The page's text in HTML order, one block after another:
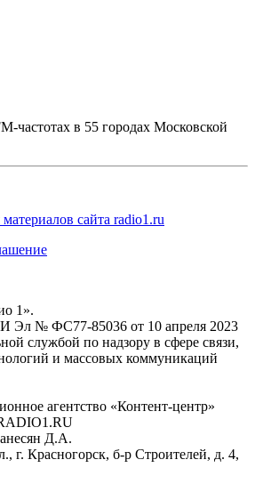
частотах в 55 городах Московской
сайта radio1.ru
1».
Эл № ФС77-85036 от 10 апреля 2023
службой по надзору в сфере связи,
и массовых коммуникаций
агентство «Контент-центр»
Д.А.
г. Красногорск, б-р Строителей, д. 4,